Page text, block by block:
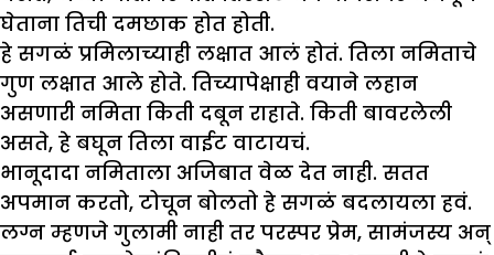
घेताना तिची दमछाक होत होती.
हे सगळं प्रमिलाच्याही लक्षात आलं होतं. तिला नमिताचे
गुण लक्षात आले होते. तिच्यापेक्षाही वयाने लहान
असणारी नमिता किती दबून राहाते. किती बावरलेली
असते, हे बघून तिला वाईट वाटायचं.
भानूदादा नमिताला अजिबात वेळ देत नाही. सतत
अपमान करतो, टोचून बोलतो हे सगळं बदलायला हवं.
लग्न म्हणजे गुलामी नाही तर परस्पर प्रेम, सामंजस्य अन्